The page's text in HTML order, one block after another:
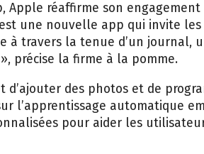
Apple réaffirme son
est une nouvelle app qui invite
à travers la tenue d’un journal,
précise la firme à la pomme.
des photos et de
l’apprentissage automatique
pour aider les